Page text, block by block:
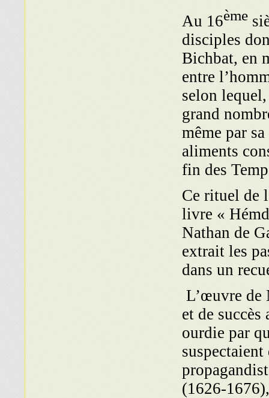
Au 16ème
disciples
Bichbat, en
entre
selon
grand
même par
aliments
fin des
Ce rituel de
livre «
Nathan de
extrait les
dans un
L’œuvre de
et de
ourdie par
(1626-